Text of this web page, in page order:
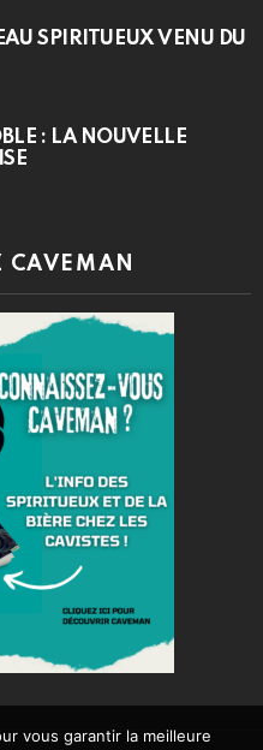
SPIRITUEUX VENU DU
: LA NOUVELLE
CAVEMAN
vous garantir la meilleure